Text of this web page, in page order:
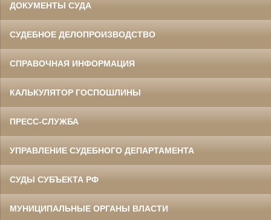
ДОКУМЕНТЫ СУДА
СУДЕБНОЕ ДЕЛОПРОИЗВОДСТВО
СПРАВОЧНАЯ ИНФОРМАЦИЯ
КАЛЬКУЛЯТОР ГОСПОШЛИНЫ
ПРЕСС-СЛУЖБА
УПРАВЛЕНИЕ СУДЕБНОГО ДЕПАРТАМЕНТА
СУДЫ СУБЪЕКТА РФ
МУНИЦИПАЛЬНЫЕ ОРГАНЫ ВЛАСТИ